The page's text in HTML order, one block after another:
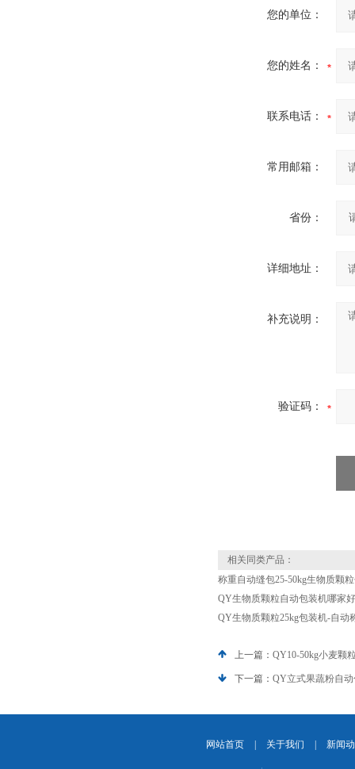
您的单位：
您的姓名：
联系电话：
常用邮箱：
省份：
详细地址：
补充说明：
验证码：
相关同类产品：
称重自动缝包25-50kg生物质颗
QY生物质颗粒自动包装机哪家好
QY生物质颗粒25kg包装机-自动
上一篇： QY10-50kg小麦颗
下一篇： QY立式果蔬粉自动
网站首页 关于我们 新闻